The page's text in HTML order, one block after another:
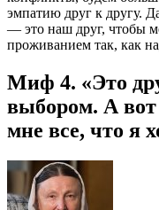
эмпатию друг к другу.
— это наш друг, чтобы
проживанием так, как
Миф 4. «Это
выбором. А
мне все, что я